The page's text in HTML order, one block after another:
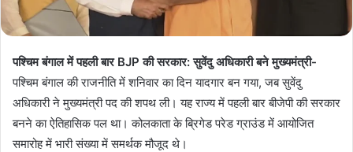
पश्चिम बंगाल में पहली बार BJP की सरकार: सुवेंदु अधिकारी बने मुख्यमंत्री-
पश्चिम बंगाल की राजनीति में शनिवार का दिन यादगार बन गया, जब सुवेंदु
अधिकारी ने मुख्यमंत्री पद की शपथ ली। यह राज्य में पहली बार बीजेपी की सरकार
बनने का ऐतिहासिक पल था। कोलकाता के ब्रिगेड परेड ग्राउंड में आयोजित
समारोह में भारी संख्या में समर्थक मौजूद थे।